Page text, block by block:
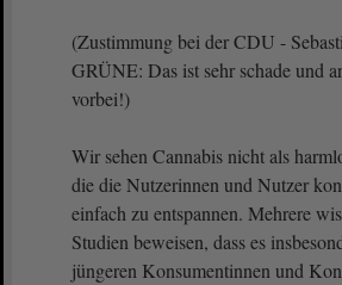
(Zustimmung bei der CDU -
GRÜNE: Das ist sehr schade und
vorbei!)
Wir sehen Cannabis nicht als
die die Nutzerinnen und Nutzer
einfach zu entspannen. Mehrere
Studien beweisen, dass es
jüngeren Konsumentinnen und